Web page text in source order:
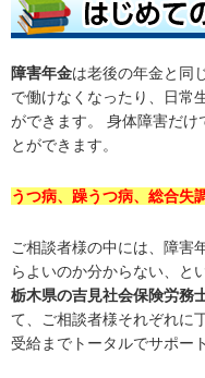
障害年金は老後の年金と同
で働けなくなったり、日常
ができます。 身体障害だ
とができます。
うつ病、躁うつ病、総合失
ご相談者様の中には、障害
らよいのか分からない、と
栃木県の吉見社会保険労務
て、ご相談者様それぞれに
受給までトータルでサポー